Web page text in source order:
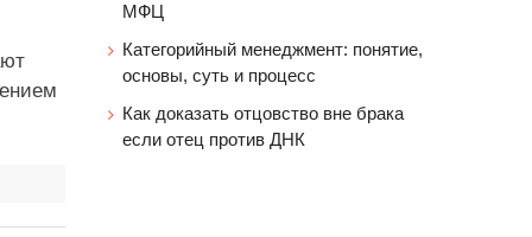
МФЦ
Категорийный менеджмент: понятие,
основы, суть и процесс
Как доказать отцовство вне брака
если отец против ДНК